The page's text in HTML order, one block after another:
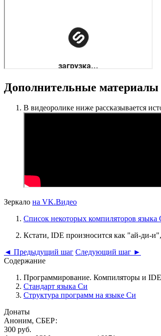
Дополнительные материалы
В видеоролике ниже рассказывается
Зеркало на VK.Видео
Список некоторых компиляторов языка
Кстати, IDE произносится как "ай-ди-
◄ Предыдущий шаг Следующий шаг ►
Содержание
Программирование. Компиляторы и
Стандарт языка Си
Структура программ на языке Си
Донаты
Аноним, СБЕР:
300 руб.